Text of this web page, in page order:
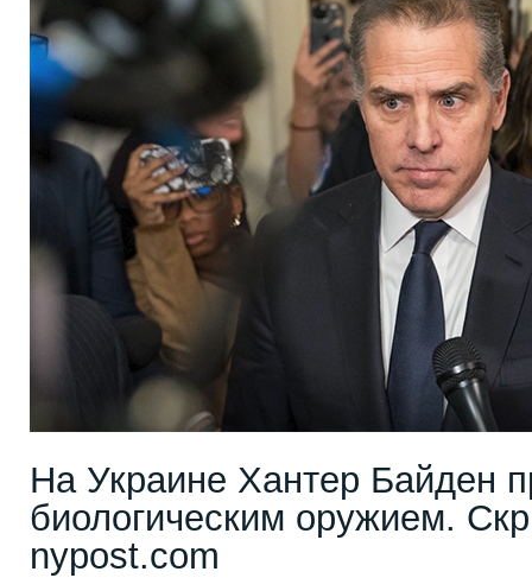
На Украине Хантер Байден
биологическим оружием.
nypost.com